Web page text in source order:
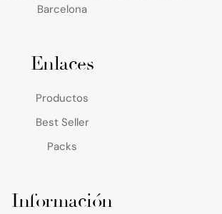
Barcelona
Enlaces
Productos
Best Seller
Packs
Información